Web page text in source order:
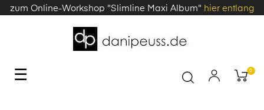
zum Online-Workshop "Slimline Maxi Album" hier entlang
Toggle
☰ 0